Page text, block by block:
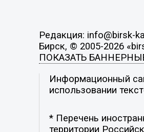
Редакция: info@birsk-
Бирск, © 2005-2026
ПОКАЗАТЬ
Информационный
использовании
* Перечень
территории